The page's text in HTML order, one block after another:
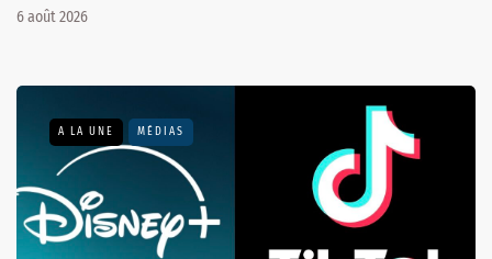
6 août 2026
A LA UNE MÉDIAS